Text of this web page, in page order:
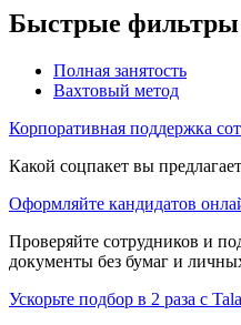
Быстрые фильтры
Полная занятость
Вахтовый метод
Корпоративная поддержка
Какой соцпакет вы
Оформляйте кандидатов
Проверяйте сотрудников и
документы без бумаг и
Ускорьте подбор в 2 раза с